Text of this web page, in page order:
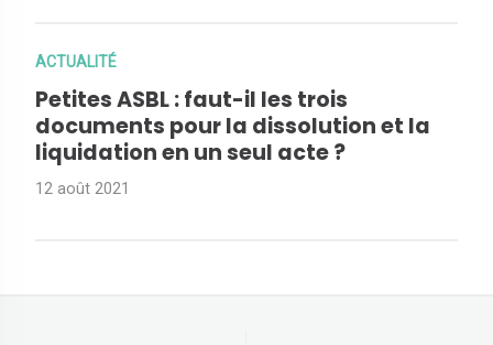
ACTUALITÉ
Petites ASBL : faut-il les trois
documents pour la dissolution et la
liquidation en un seul acte ?
12 août 2021